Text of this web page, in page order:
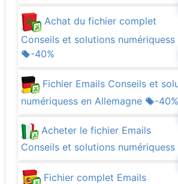
Achat du fichier complet
Conseils et solutions numériquess
-40%
Fichier Emails Conseils et
numériquess en Allemagne
-40%
Acheter le fichier Emails
Conseils et solutions numériquess
Fichier complet Emails